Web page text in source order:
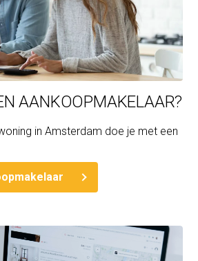
AANKOOPMAKELAAR?
in Amsterdam doe je met een